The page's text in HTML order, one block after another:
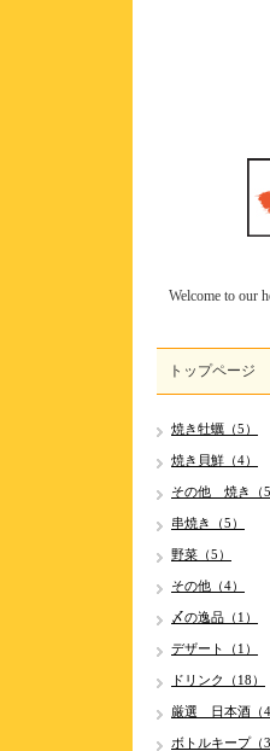
Welcome to our
トップページ
焼き牡蠣（5）
焼き貝鮮（4）
その他 焼き（5
串焼き（5）
野菜（5）
その他（4）
〆の逸品（1）
デザート（1）
ドリンク（18）
厳選 日本酒（4
ボトルキープ（3